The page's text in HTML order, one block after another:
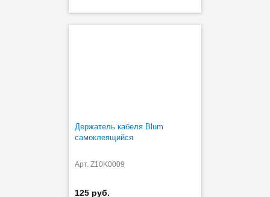
Держатель кабеля Blum
самоклеящийся
Арт. Z10K0009
125 руб.